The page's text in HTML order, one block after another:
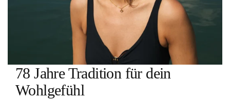
78 Jahre Tradition für dein
Wohlgefühl